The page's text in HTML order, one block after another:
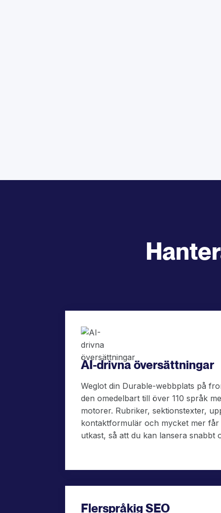
AI-drivna översättningar
Weglot din Durable-webbplats på
den omedelbart till över 110 språk
motorer. Rubriker, sektionstexter,
kontaktformulär och mycket mer
utkast, så att du kan lansera snabbt
Flerspråkig SEO